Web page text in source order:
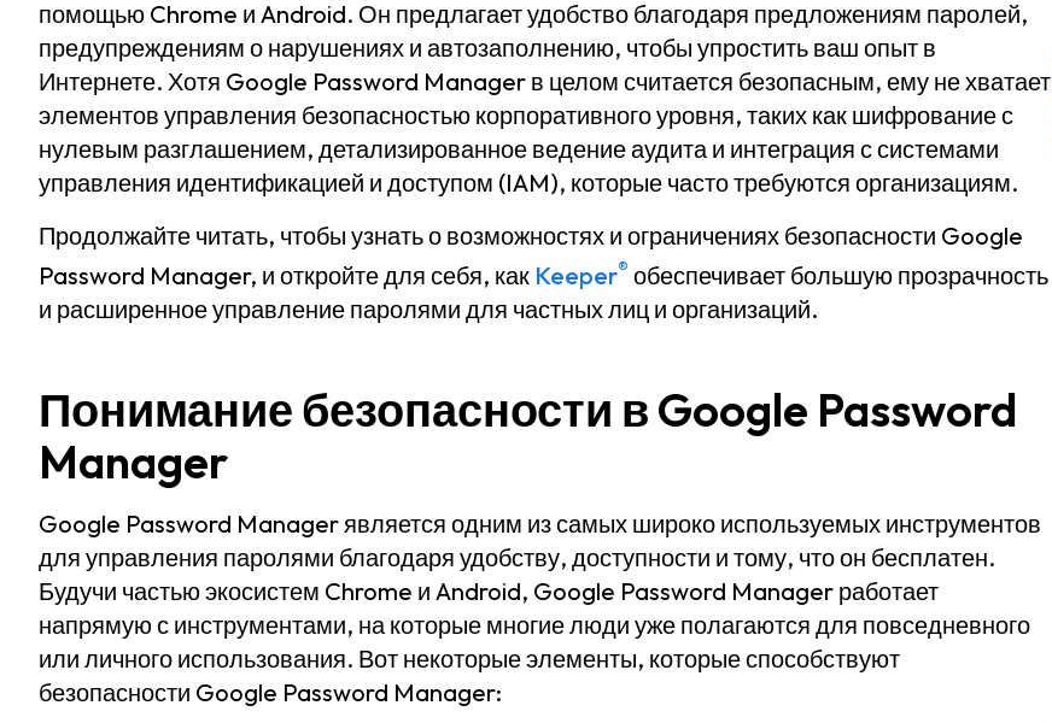
помощью Chrome и Android. Он предлагает удобство благодаря предложениям паролей,
предупреждениям о нарушениях и автозаполнению, чтобы упростить ваш опыт в
Интернете. Хотя Google Password Manager в целом считается безопасным, ему не хватает
элементов управления безопасностью корпоративного уровня, таких как шифрование с
нулевым разглашением, детализированное ведение аудита и интеграция с системами
управления идентификацией и доступом (IAM), которые часто требуются организациям.
Продолжайте читать, чтобы узнать о возможностях и ограничениях безопасности Google
Password Manager, и откройте для себя, как Keeper® обеспечивает большую прозрачность
и расширенное управление паролями для частных лиц и организаций.
Понимание безопасности в Google Password
Manager
Google Password Manager является одним из самых широко используемых инструментов
для управления паролями благодаря удобству, доступности и тому, что он бесплатен.
Будучи частью экосистем Chrome и Android, Google Password Manager работает
напрямую с инструментами, на которые многие люди уже полагаются для повседневного
или личного использования. Вот некоторые элементы, которые способствуют
безопасности Google Password Manager: